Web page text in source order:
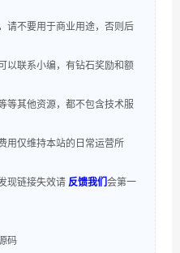
请不要用于商业用途，否则后
以联系小编，有钻石奖励和额
等其他资源，都不包含技术服
用仅维持本站的日常运营所
现链接失效请 反馈我们 会第一
码